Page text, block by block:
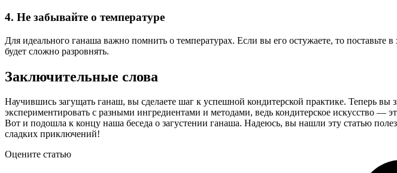
4. Не забывайте о температуре
Для идеального ганаша важно помнить о температурах. Если вы его остужаете, то
будет сложно разровнять.
Заключительные слова
Научившись загущать ганаш, вы сделаете шаг к успешной кондитерской практике. Теперь
экспериментировать с разными ингредиентами и методами, ведь кондитерское искусство —
Вот и подошла к концу наша беседа о загустении ганаша. Надеюсь, вы нашли эту статью
сладких приключений!
Оцените статью